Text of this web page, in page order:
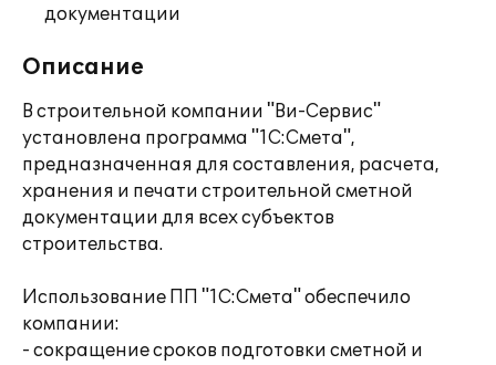
документации
Описание
В строительной компании "Ви-Сервис"
установлена программа "1С:Смета",
предназначенная для составления, расчета,
хранения и печати строительной сметной
документации для всех субъектов
строительства.
Использование ПП "1С:Смета" обеспечило
компании:
- сокращение сроков подготовки сметной и